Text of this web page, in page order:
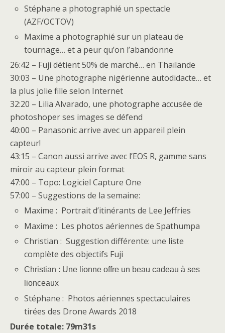
Stéphane a photographié un spectacle
(AZF/OCTOV)
Maxime a photographié sur un plateau de
tournage… et a peur qu’on l’abandonne
26:42 – Fuji détient 50% de marché… en Thaïlande
30:03 – Une photographe nigérienne autodidacte… et
la plus jolie fille selon Internet
32:20 – Lilia Alvarado, une photographe accusée de
photoshoper ses images se défend
40:00 – Panasonic arrive avec un appareil plein
capteur!
43:15 – Canon aussi arrive avec l’EOS R, gamme sans
miroir au capteur plein format
47:00 – Topo: Logiciel Capture One
57:00 – Suggestions de la semaine:
Maxime : Portrait d’itinérants de Lee Jeffries
Maxime : Les photos aériennes de Spathumpa
Christian : Suggestion différente: une liste
complète des objectifs Fuji
Christian : Une lionne offre un beau cadeau à ses
lionceaux
Stéphane : Photos aériennes spectaculaires
tirées des Drone Awards 2018
Durée totale: 79m31s